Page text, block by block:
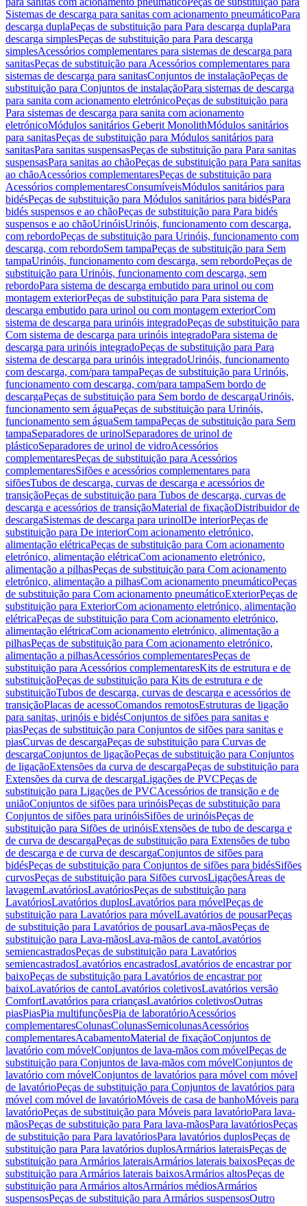
Sistemas de descarga para sanitas com acionamento pneumáticoPara
descarga duplaPeças de substituição para Para descarga duplaPara
descarga simplesPeças de substituição para Para descarga
simplesAcessórios complementares para sistemas de descarga para
sanitasPeças de substituição para Acessórios complementares para
sistemas de descarga para sanitasConjuntos de instalaçãoPeças de
substituição para Conjuntos de instalaçãoPara sistemas de descarga
para sanita com acionamento eletrónicoPeças de substituição para
Para sistemas de descarga para sanita com acionamento
eletrónicoMódulos sanitários Geberit MonolithMódulos sanitários
para sanitasPeças de substituição para Módulos sanitários para
sanitasPara sanitas suspensasPeças de substituição para Para sanitas
suspensasPara sanitas ao chãoPeças de substituição para Para sanitas
ao chãoAcessórios complementaresPeças de substituição para
Acessórios complementaresConsumíveisMódulos sanitários para
bidésPeças de substituição para Módulos sanitários para bidésPara
bidés suspensos e ao chãoPeças de substituição para Para bidés
suspensos e ao chãoUrinóisUrinóis, funcionamento com descarga,
com rebordoPeças de substituição para Urinóis, funcionamento com
descarga, com rebordoSem tampaPeças de substituição para Sem
tampaUrinóis, funcionamento com descarga, sem rebordoPeças de
substituição para Urinóis, funcionamento com descarga, sem
rebordoPara sistema de descarga embutido para urinol ou com
montagem exteriorPeças de substituição para Para sistema de
descarga embutido para urinol ou com montagem exteriorCom
sistema de descarga para urinóis integradoPeças de substituição para
Com sistema de descarga para urinóis integradoPara sistema de
descarga para urinóis integradoPeças de substituição para Para
sistema de descarga para urinóis integradoUrinóis, funcionamento
com descarga, com/para tampaPeças de substituição para Urinóis,
funcionamento com descarga, com/para tampaSem bordo de
descargaPeças de substituição para Sem bordo de descargaUrinóis,
funcionamento sem águaPeças de substituição para Urinóis,
funcionamento sem águaSem tampaPeças de substituição para Sem
tampaSeparadores de urinolSeparadores de urinol de
plásticoSeparadores de urinol de vidroAcessórios
complementaresPeças de substituição para Acessórios
complementaresSifões e acessórios complementares para
sifõesTubos de descarga, curvas de descarga e acessórios de
transiçãoPeças de substituição para Tubos de descarga, curvas de
descarga e acessórios de transiçãoMaterial de fixaçãoDistribuidor de
descargaSistemas de descarga para urinolDe interiorPeças de
substituição para De interiorCom acionamento eletrónico,
alimentação elétricaPeças de substituição para Com acionamento
eletrónico, alimentação elétricaCom acionamento eletrónico,
alimentação a pilhasPeças de substituição para Com acionamento
eletrónico, alimentação a pilhasCom acionamento pneumáticoPeças
de substituição para Com acionamento pneumáticoExteriorPeças de
substituição para ExteriorCom acionamento eletrónico, alimentação
elétricaPeças de substituição para Com acionamento eletrónico,
alimentação elétricaCom acionamento eletrónico, alimentação a
pilhasPeças de substituição para Com acionamento eletrónico,
alimentação a pilhasAcessórios complementaresPeças de
substituição para Acessórios complementaresKits de estrutura e de
substituiçãoPeças de substituição para Kits de estrutura e de
substituiçãoTubos de descarga, curvas de descarga e acessórios de
transiçãoPlacas de acessoComandos remotosEstruturas de ligação
para sanitas, urinóis e bidésConjuntos de sifões para sanitas e
piasPeças de substituição para Conjuntos de sifões para sanitas e
piasCurvas de descargaPeças de substituição para Curvas de
descargaConjuntos de ligaçãoPeças de substituição para Conjuntos
de ligaçãoExtensões da curva de descargaPeças de substituição para
Extensões da curva de descargaLigações de PVCPeças de
substituição para Ligações de PVCAcessórios de transição e de
uniãoConjuntos de sifões para urinóisPeças de substituição para
Conjuntos de sifões para urinóisSifões de urinóisPeças de
substituição para Sifões de urinóisExtensões de tubo de descarga e
de curva de descargaPeças de substituição para Extensões de tubo
de descarga e de curva de descargaConjuntos de sifões para
bidésPeças de substituição para Conjuntos de sifões para bidésSifões
curvosPeças de substituição para Sifões curvosLigaçõesÁreas de
lavagemLavatóriosLavatóriosPeças de substituição para
LavatóriosLavatórios duplosLavatórios para móvelPeças de
substituição para Lavatórios para móvelLavatórios de pousarPeças
de substituição para Lavatórios de pousarLava-mãosPeças de
substituição para Lava-mãosLava-mãos de cantoLavatórios
semiencastradosPeças de substituição para Lavatórios
semiencastradosLavatórios encastradosLavatórios de encastrar por
baixoPeças de substituição para Lavatórios de encastrar por
baixoLavatórios de cantoLavatórios coletivosLavatórios versão
ComfortLavatórios para criançasLavatórios coletivosOutras
piasPiasPia multifunçõesPia de laboratórioAcessórios
complementaresColunasColunasSemicolunasAcessórios
complementaresAcabamentoMaterial de fixaçãoConjuntos de
lavatório com móvelConjuntos de lava-mãos com móvelPeças de
substituição para Conjuntos de lava-mãos com móvelConjuntos de
lavatório com móvelConjuntos de lavatórios para móvel com móvel
de lavatórioPeças de substituição para Conjuntos de lavatórios para
móvel com móvel de lavatórioMóveis de casa de banhoMóveis para
lavatórioPeças de substituição para Móveis para lavatórioPara lava-
mãosPeças de substituição para Para lava-mãosPara lavatóriosPeças
de substituição para Para lavatóriosPara lavatórios duplosPeças de
substituição para Para lavatórios duplosArmários lateraisPeças de
substituição para Armários lateraisArmários laterais baixosPeças de
substituição para Armários laterais baixosArmários altosPeças de
substituição para Armários altosArmários médiosArmários
suspensosPeças de substituição para Armários suspensosOutro